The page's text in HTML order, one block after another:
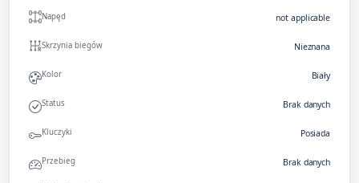
Napęd not applicable
Skrzynia biegów Nieznana
Kolor Biały
Status Brak danych
Kluczyki Posiada
Przebieg Brak danych